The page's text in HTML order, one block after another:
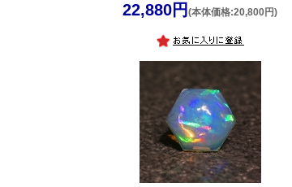
22,880円(本体価格:20,800円)